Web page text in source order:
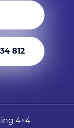
812
4×4